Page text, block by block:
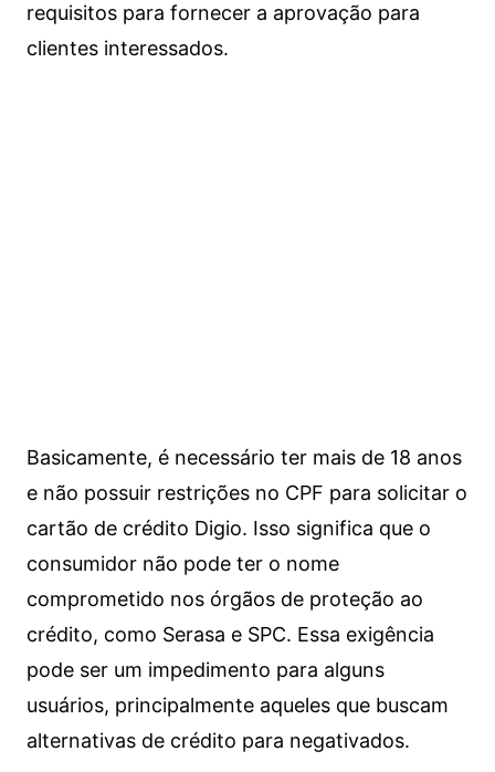
requisitos para fornecer a aprovação para
clientes interessados.
Basicamente, é necessário ter mais de 18 anos
e não possuir restrições no CPF para solicitar o
cartão de crédito Digio. Isso significa que o
consumidor não pode ter o nome
comprometido nos órgãos de proteção ao
crédito, como Serasa e SPC. Essa exigência
pode ser um impedimento para alguns
usuários, principalmente aqueles que buscam
alternativas de crédito para negativados.